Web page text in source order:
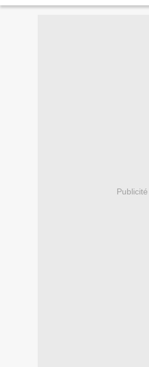
Publicité